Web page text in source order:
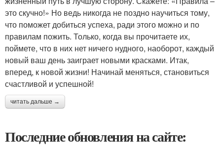
это скучно!» Но ведь никогда не поздно научиться тому,
что поможет добиться успеха, ради этого можно и по
правилам пожить. Только, когда вы прочитаете их,
поймете, что в них нет ничего нудного, наоборот, каждый
новый ваш день заиграет новыми красками. Итак,
вперед, к новой жизни! Начинай меняться, становиться
счастливой и успешной!
читать дальше →
Последние обновления на сайте: